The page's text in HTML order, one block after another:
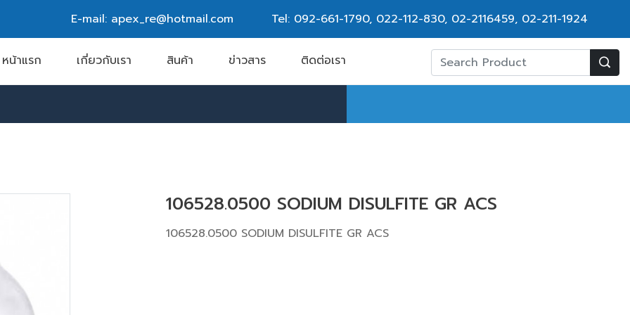
E-mail: apex_re@hotmail.com Tel: 092-661-1790, 022-112-830, 02-2116459, 02-211-1924
หน้าแรก เกี่ยวกับเรา สินค้า ข่าวสาร ติดต่อเรา
106528.0500 SODIUM DISULFITE GR ACS
106528.0500 SODIUM DISULFITE GR ACS